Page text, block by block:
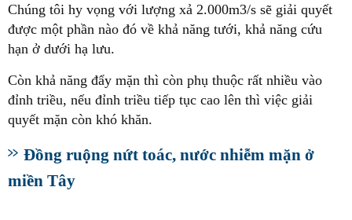
Chúng tôi hy vọng với lượng xả 2.000m3/s sẽ giải quyết
được một phần nào đó về khả năng tưới, khả năng cứu
hạn ở dưới hạ lưu.
Còn khả năng đẩy mặn thì còn phụ thuộc rất nhiều vào
đỉnh triều, nếu đỉnh triều tiếp tục cao lên thì việc giải
quyết mặn còn khó khăn.
Đồng ruộng nứt toác, nước nhiễm mặn ở
miền Tây